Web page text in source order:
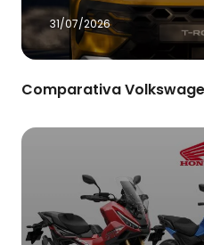
31/07/2026
Comparativa